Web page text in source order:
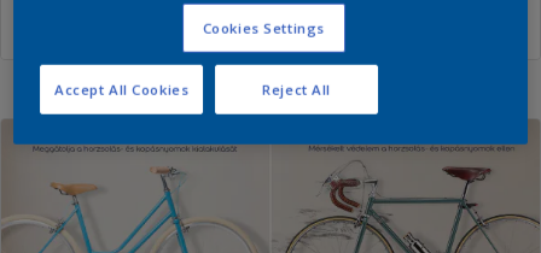
Cookies Settings
Reject All
Accept All Cookies